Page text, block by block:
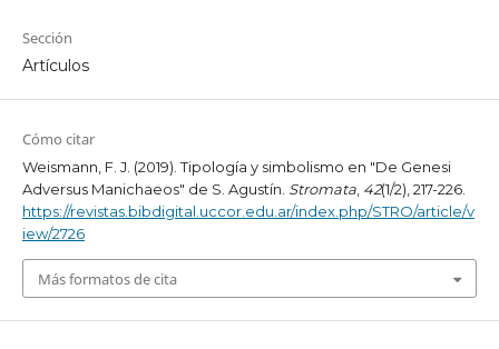
Sección
Artículos
Cómo citar
Weismann, F. J. (2019). Tipología y simbolismo en "De Genesi
Adversus Manichaeos" de S. Agustín. Stromata, 42(1/2), 217-226.
https://revistas.bibdigital.uccor.edu.ar/index.php/STRO/article/v
iew/2726
Más formatos de cita